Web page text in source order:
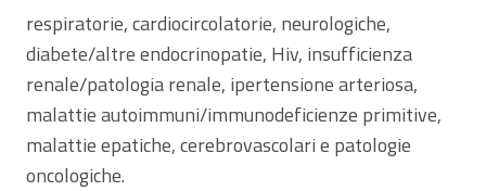
respiratorie, cardiocircolatorie, neurologiche,
diabete/altre endocrinopatie, Hiv, insufficienza
renale/patologia renale, ipertensione arteriosa,
malattie autoimmuni/immunodeficienze primitive,
malattie epatiche, cerebrovascolari e patologie
oncologiche.